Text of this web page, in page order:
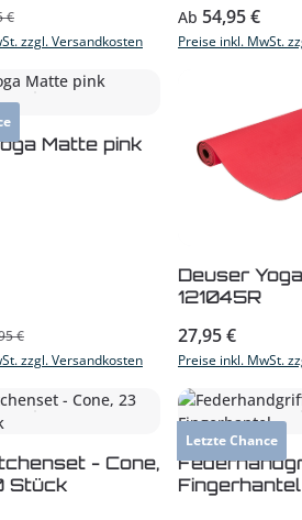
Preis:
€
zzgl. Versandkosten
Regulärer Preis:
Ab 54,95 €
Preise inkl. MwSt.
Anzahl: Gib den
Matte pink
Preis:
€
zzgl. Versandkosten
Produkt
Deuser
121045R
Regulärer Preis:
27,95 €
Preise inkl. MwSt.
Wert ein
Anzahl: Gib den
- Cone,
Stück
Letzte Chance
Produkt
Fingerhantel